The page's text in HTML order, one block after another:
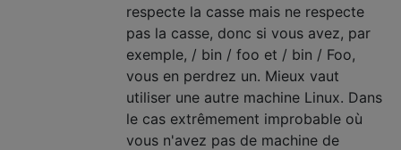
respecte la casse mais ne respecte
pas la casse, donc si vous avez, par
exemple, / bin / foo et / bin / Foo,
vous en perdrez un. Mieux vaut
utiliser une autre machine Linux. Dans
le cas extrêmement improbable où
vous n'avez pas de machine de